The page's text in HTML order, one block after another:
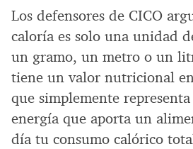
Los defensores de CICO
caloría es solo una unidad
un gramo, un metro o un
tiene un valor nutricional
que simplemente
energía que aporta un
día tu consumo calórico